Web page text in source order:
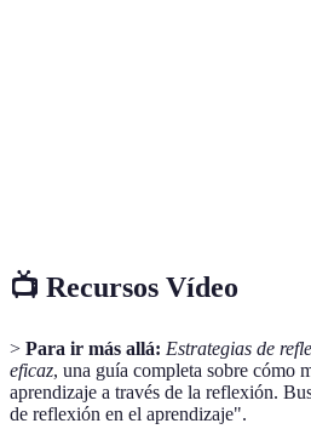
📺 Recursos Vídeo
> Para ir más allá: Estrategias de
eficaz, una guía completa sobre cómo
aprendizaje a través de la reflexión.
de reflexión en el aprendizaje".